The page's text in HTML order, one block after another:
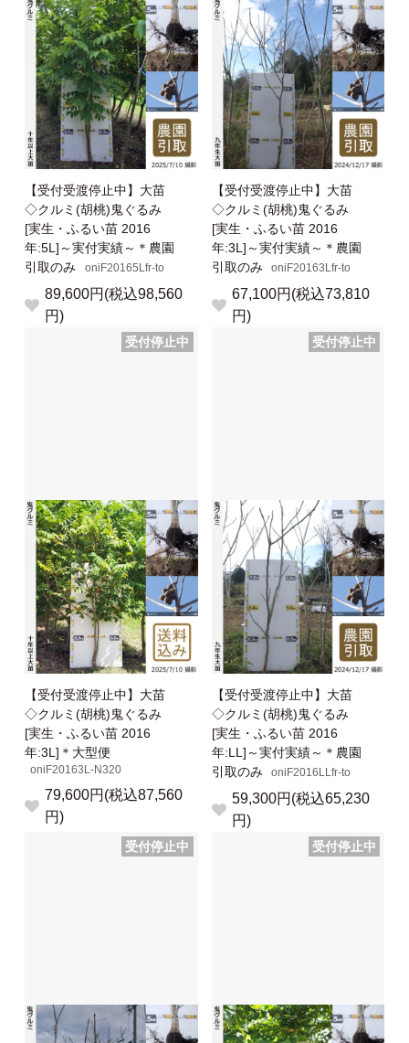
【受付受渡停止中】大苗
◇クルミ(胡桃)鬼ぐるみ
[実生・ふるい苗 2016
年:5L]～実付実績～＊農園
引取のみ
oniF20165Lfr-to
89,600円(税込98,560
円)
【受付受渡停止中】大苗
◇クルミ(胡桃)鬼ぐるみ
[実生・ふるい苗 2016
年:3L]～実付実績～＊農園
引取のみ
oniF20163Lfr-to
67,100円(税込73,810
円)
受付停止中
【受付受渡停止中】大苗
◇クルミ(胡桃)鬼ぐるみ
[実生・ふるい苗 2016
年:3L]＊大型便
oniF20163L-N320
79,600円(税込87,560
円)
受付停止中
【受付受渡停止中】大苗
◇クルミ(胡桃)鬼ぐるみ
[実生・ふるい苗 2016
年:LL]～実付実績～＊農園
引取のみ
oniF2016LLfr-to
59,300円(税込65,230
円)
受付停止中 受付停止中